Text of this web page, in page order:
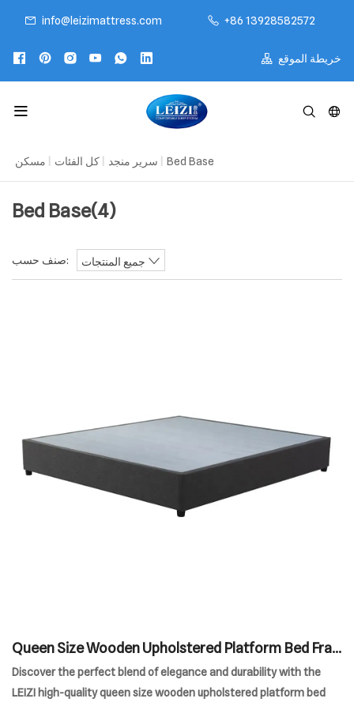
info@leizimattress.com +86 13928582572
خريطة الموقع
مسكن كل الفئات سرير منجد Bed Base
Bed Base(4)
صنف حسب: جميع المنتجات
Queen Size Wooden Upholstered Platform Bed Fra
me Bed Base
Discover the perfect blend of elegance and durability with the
LEIZI high-quality queen size wooden upholstered platform bed